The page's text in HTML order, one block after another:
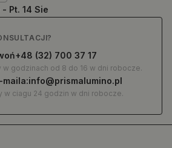
- Pt. 14 Sie
+48 (32) 700 37 17
godzinach od 8 do 16 w dni robocze.
info@prismalumino.pl
w ciagu 24 godzin w dni robocze.